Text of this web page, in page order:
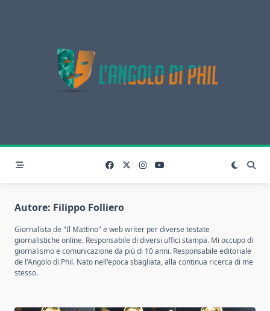
Autore: Filippo Folliero
Giornalista de "Il Mattino" e web writer per diverse testate
giornalistiche online. Responsabile di diversi uffici stampa. Mi occupo di
giornalismo e comunicazione da più di 10 anni. Responsabile editoriale
de l'Angolo di Phil. Nato nell'epoca sbagliata, alla continua ricerca di me
stesso.